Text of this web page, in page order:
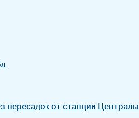
пересадок от станции